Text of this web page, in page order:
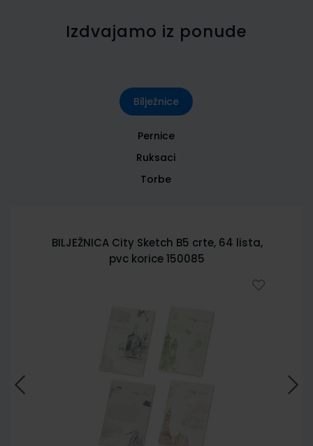
Izdvajamo iz ponude
Bilježnice
Pernice
Ruksaci
Torbe
BILJEŽNICA City Sketch B5 crte, 64 lista,
pvc korice 150085